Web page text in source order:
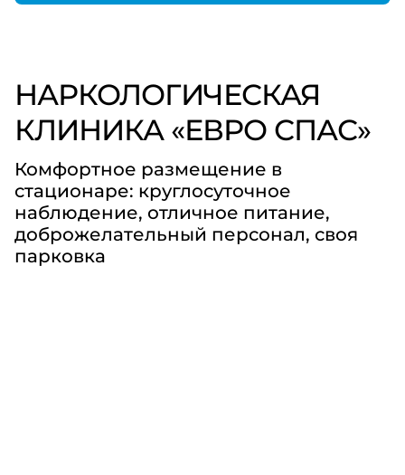
НАРКОЛОГИЧЕСКАЯ
КЛИНИКА «ЕВРО СПАС»
Комфортное размещение в
стационаре: круглосуточное
наблюдение, отличное питание,
доброжелательный персонал, своя
парковка